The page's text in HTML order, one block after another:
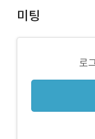
미팅
로